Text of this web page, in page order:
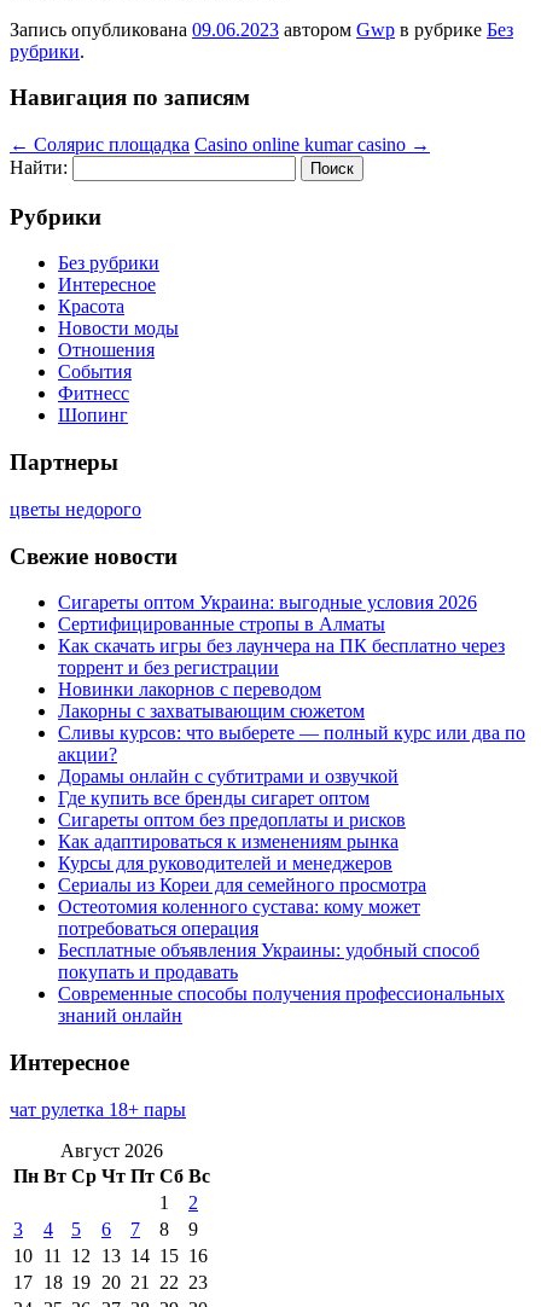
Запись опубликована 09.06.2023 автором Gwp в рубрике Без
рубрики.
Навигация по записям
← Солярис площадка Casino online kumar casino →
Найти:
Рубрики
Без рубрики
Интересное
Красота
Новости моды
Отношения
События
Фитнесс
Шопинг
Партнеры
цветы недорого
Свежие новости
Сигареты оптом Украина: выгодные условия 2026
Сертифицированные стропы в Алматы
Как скачать игры без лаунчера на ПК бесплатно через
торрент и без регистрации
Новинки лакорнов с переводом
Лакорны с захватывающим сюжетом
Сливы курсов: что выберете — полный курс или два по
акции?
Дорамы онлайн с субтитрами и озвучкой
Где купить все бренды сигарет оптом
Сигареты оптом без предоплаты и рисков
Как адаптироваться к изменениям рынка
Курсы для руководителей и менеджеров
Сериалы из Кореи для семейного просмотра
Остеотомия коленного сустава: кому может
потребоваться операция
Бесплатные объявления Украины: удобный способ
покупать и продавать
Современные способы получения профессиональных
знаний онлайн
Интересное
чат рулетка 18+ пары
Август 2026
Пн Вт Ср Чт Пт Сб Вс
1
2
3
4 5 6 7 8
9
10 11 12 13 14 15 16
17 18 19 20 21 22 23